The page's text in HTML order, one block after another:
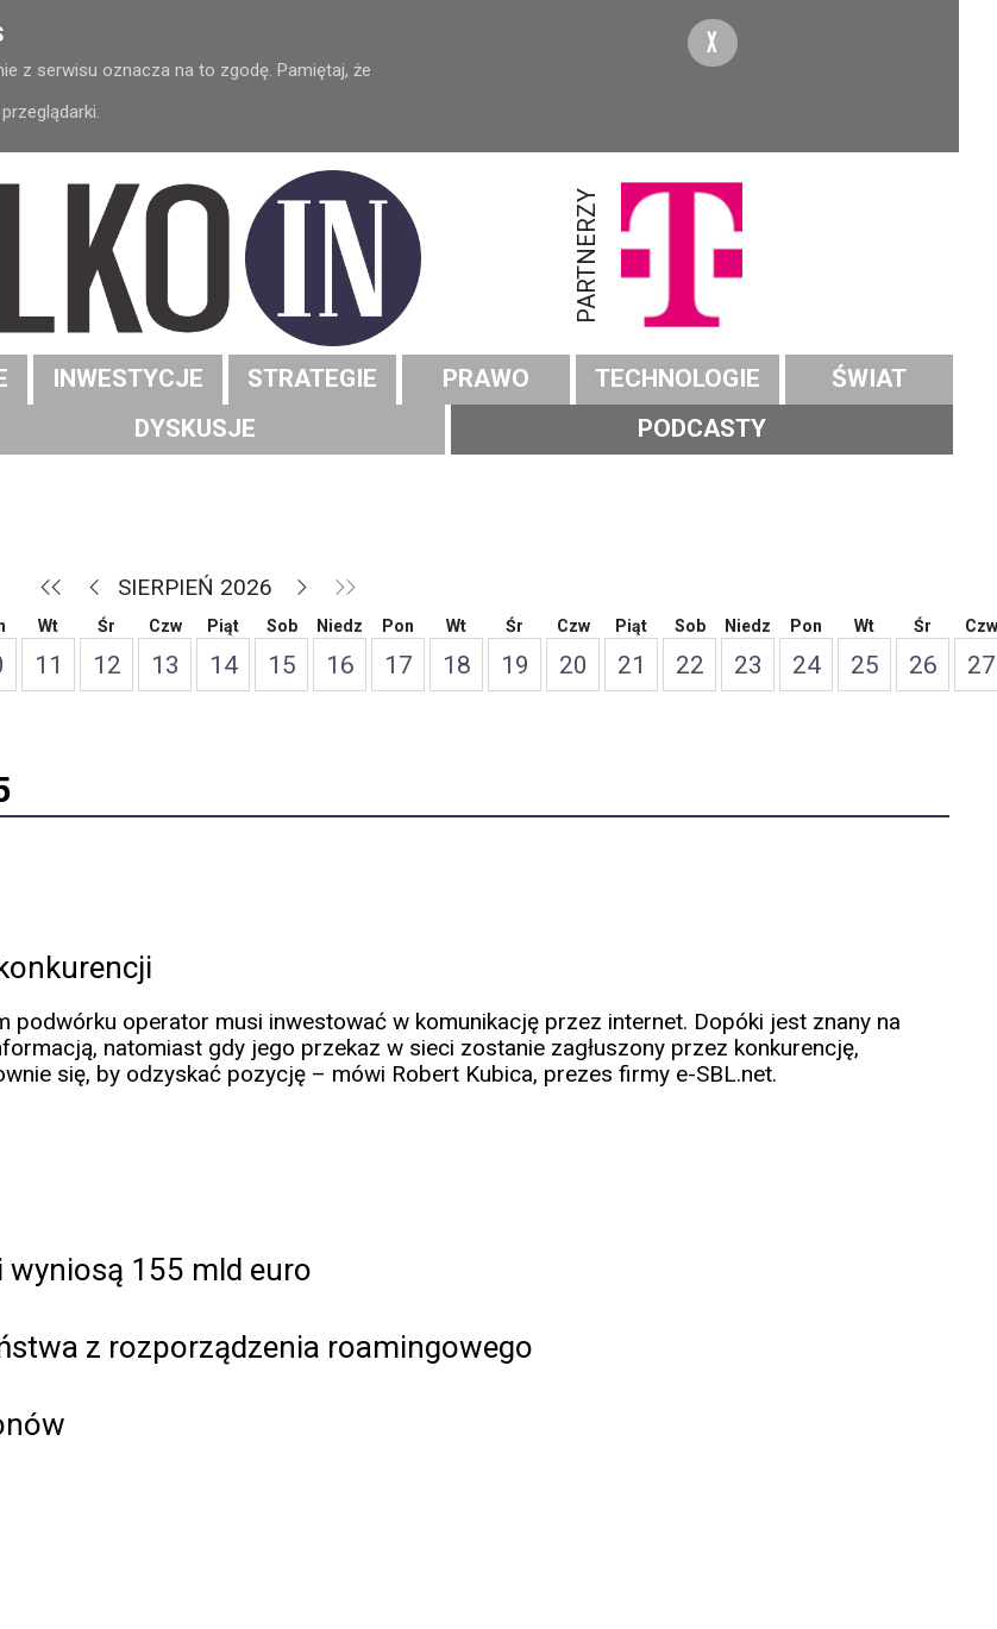
z serwisu oznacza na to zgodę. Pamiętaj, że
X
PARTNERZY
INWESTYCJE STRATEGIE PRAWO TECHNOLOGIE
ŚWIAT
DYSKUSJE PODCASTY
SIERPIEŃ 2026
Wt
11
Śr
12
Czw
13
Piąt
14
Sob
15
Niedz
16
Pon
17
Wt
18
Śr
19
Czw
20
Piąt
21
Sob
22
Niedz
23
Pon
24
Wt
25
Śr
26
Czw
27
podwórku operator musi inwestować w komunikację przez internet. Dopóki jest znany na
natomiast gdy jego przekaz w sieci zostanie zagłuszony przez konkurencję,
się, by odzyskać pozycję – mówi Robert Kubica, prezes firmy e-SBL.net.
155 mld euro
z rozporządzenia roamingowego